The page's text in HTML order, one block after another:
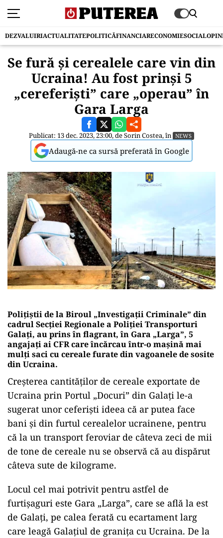
DEZVALUIRIACTUALITATEPOLITICĂFINANCIARECONOMIESOCIAL
Se fură și cerealele care vin din
Ucraina! Au fost prinși 5
„cereferiști” care „operau” în
Gara Larga
Publicat: 13 dec. 2023, 23:00, deSorin Costea, în NEWS
Adaugă-ne ca sursă preferată în Google
Polițiștii de la Biroul „Investigații Criminale” din
cadrul Secției Regionale a Poliției Transporturi
Galați, au prins în flagrant, în Gara „Larga”, 5
angajați ai CFR care încărcau într-o mașină mai
mulți saci cu cereale furate din vagoanele de sosite
din Ucraina.
Creșterea cantităților de cereale exportate de
Ucraina prin Portul „Docuri” din Galați le-a
sugerat unor ceferiști ideea că ar putea face
bani și din furtul cerealelor ucrainene, pentru
că la un transport feroviar de câteva zeci de mii
de tone de cereale nu se observă că au dispărut
câteva sute de kilograme.
Locul cel mai potrivit pentru astfel de
furtișaguri este Gara „Larga”, care se află la est
de Galați, pe calea ferată cu ecartament larg
care leagă Galațiul de granița cu Ucraina. De la